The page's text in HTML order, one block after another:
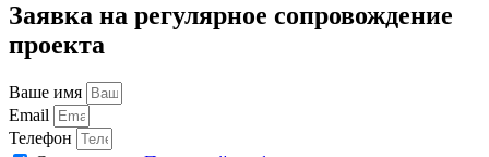
Заявка на регулярное сопровождение
проекта
Ваше имя
Email
Телефон